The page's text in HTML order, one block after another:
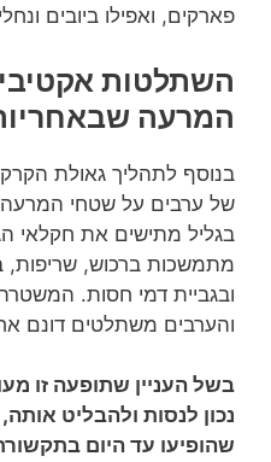
פארקים, ואפילו ביובים
השתלטות
המרעה
בנוסף לתהליך גאולת
של ערבים על שטחי המרעה
בגליל מתישים את חקלאי
מתמשכות ברכוש, שריפות,
ובגביית דמי חסות.
והערבים משתלטים דונם
בשל העניין שתופעה זו
נכון לנסות ולהבליט
שהופיעו עד היום